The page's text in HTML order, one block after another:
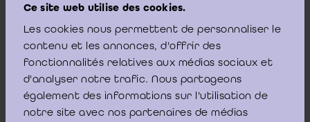
Ce site web utilise des cookies.
Les cookies nous permettent de personnaliser le
contenu et les annonces, d'offrir des
fonctionnalités relatives aux médias sociaux et
d'analyser notre trafic. Nous partageons
également des informations sur l'utilisation de
notre site avec nos partenaires de médias
vennootschappen (W. Venn.) bepaalt dat: “Indien
binnen een publiekrechtelijke rechtspersoon een
college van commissarissen is gevormd dat leden telt
die in hun hoedanigheid van bedrijfsrevisor zijn
aangesteld en leden welke niet in deze hoedanigheid